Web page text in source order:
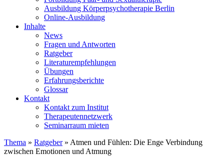
Ausbildung Körperpsychotherapie Berlin
Online-Ausbildung
Inhalte
News
Fragen und Antworten
Ratgeber
Literaturempfehlungen
Übungen
Erfahrungsberichte
Glossar
Kontakt
Kontakt zum Institut
Therapeutennetzwerk
Seminarraum mieten
Thema » Ratgeber» Atmen und Fühlen: Die Enge Verbindung
zwischen Emotionen und Atmung